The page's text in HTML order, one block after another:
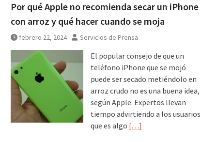
Por qué Apple no recomienda secar un iPhone
con arroz y qué hacer cuando se moja
febrero 22, 2024 Servicios de Prensa
El popular consejo de que un
teléfono iPhone que se mojó
puede ser secado metiéndolo en
arroz crudo no es una buena idea,
según Apple. Expertos llevan
tiempo advirtiendo a los usuarios
que es algo […]